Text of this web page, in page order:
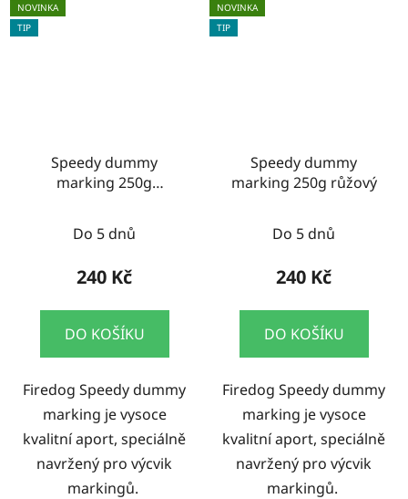
NOVINKA
TIP
Speedy dummy
marking 250g
Do 5 dnů
240 Kč
DO KOŠÍKU
Firedog Speedy dummy
marking je vysoce
kvalitní aport, speciálně
navržený pro výcvik
markingů.
NOVINKA
TIP
Speedy dummy
marking 250g růžový
Do 5 dnů
240 Kč
DO KOŠÍKU
Firedog Speedy dummy
marking je vysoce
kvalitní aport, speciálně
navržený pro výcvik
markingů.